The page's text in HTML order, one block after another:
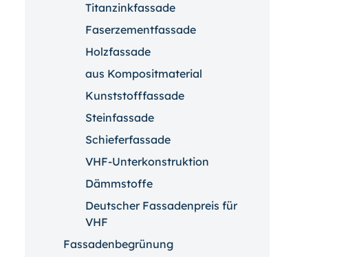
Titanzinkfassade
Faserzementfassade
Holzfassade
aus Kompositmaterial
Kunststofffassade
Steinfassade
Schieferfassade
VHF-Unterkonstruktion
Dämmstoffe
Deutscher Fassadenpreis für
VHF
Fassadenbegrünung